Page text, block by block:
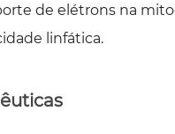
de elétrons na
linfática.